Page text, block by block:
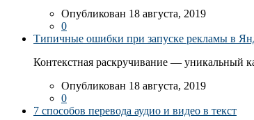
Опубликован 18 августа, 2019
0
Типичные ошибки при запуске рекламы в
Контекстная раскручивание — уникальный
Опубликован 18 августа, 2019
0
7 способов перевода аудио и видео в текст